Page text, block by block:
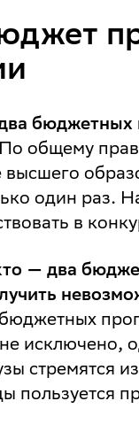
бюджетных
По общему
один раз.
в
— два
исключено,
стремятся
пользуется